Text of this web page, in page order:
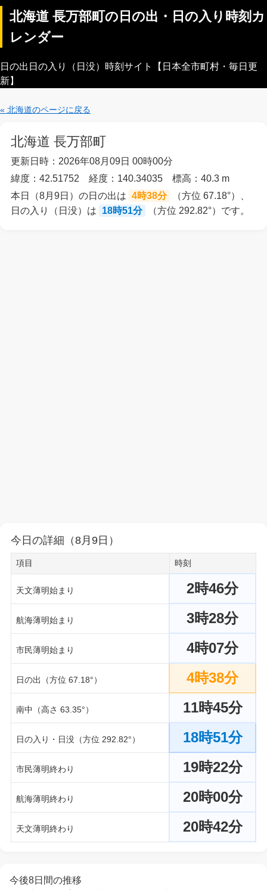
北海道 長万部町の日の出・日の入り時刻カ
レンダー
日の出日の入り（日没）時刻サイト【日本全市町村・毎日更
新】
« 北海道のページに戻る
北海道 長万部町
更新日時：2026年08月09日 00時00分
緯度：42.51752 経度：140.34035 標高：40.3 m
本日（8月9日）の日の出は 4時38分
（方位 67.18°）、
日の入り（日没）は
18時51分 （方位 292.82°）です。
今日の詳細（8月9日）
項目 時刻
天文薄明始まり 2時46分
航海薄明始まり 3時28分
市民薄明始まり 4時07分
日の出（方位 67.18°） 4時38分
南中（高さ 63.35°） 11時45分
日の入り・日没（方位 292.82°） 18時51分
市民薄明終わり 19時22分
航海薄明終わり 20時00分
天文薄明終わり 20時42分
今後8日間の推移